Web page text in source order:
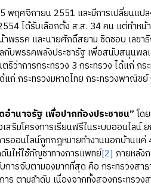
ศจิกายน 2551 และมีการเปลี่ยนแปล
ได้รับเลือกตั้ง ส.ส. 34 คน แต่ทำห
รรค และนายศักดิ์สยาม ชิดชอบ เลข
บพรรคพลังประชารัฐ เพื่อสนับสนุนพล
าการกระทรวง 3 กระทรวง ได้แก่ กร
ก่ กระทรวงมหาดไทย กระทรวงพาณิช
อำนาจรัฐ เพื่อปากท้องประชาชน”โด
ริมโครงการเรียนฟรีในระบบออนไลน์
รออนไลน์ถูกกฎหมายทำงานนอกบ้านแ
นให้ใช้กัญชาทางการแพทย์[2] ภายหลัง
ารจับตามองมากที่สุด คือ กระทรวงสา
ตามลำดับ เนื่องจากทั้งสองกระทรวง